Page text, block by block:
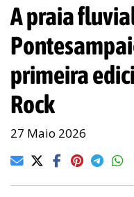
A praia
primeira
Rock
27 Maio 2026